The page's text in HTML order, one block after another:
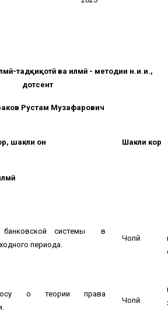
тадқиқотӣ ва илмӣ - методии н.и.и.,
дотсент
Рустам Музафарович
шакли он Шакли кор
банковской системы в
периода.
Чопӣ
о теории права
Чопӣ